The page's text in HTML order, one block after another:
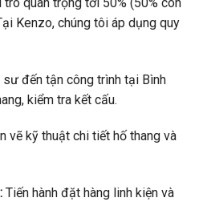
Kenzo, chúng tôi áp dụng quy
đến tận công trình tại Bình
kiểm tra kết cấu.
vẽ kỹ thuật chi tiết hố thang và
Tiến hành đặt hàng linh kiện và